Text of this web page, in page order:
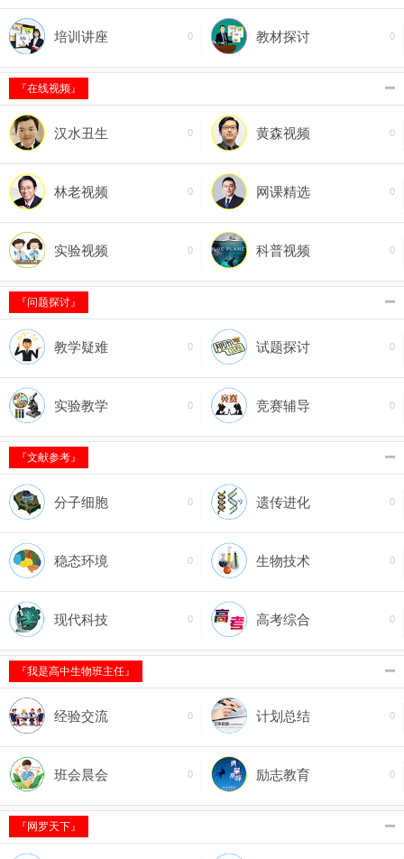
培训讲座 0 教材探讨 0
『在线视频』
汉水丑生 0 黄森视频 0
林老视频 0 网课精选 0
实验视频 0 科普视频 0
『问题探讨』
教学疑难 0 试题探讨 0
实验教学 0 竞赛辅导 0
『文献参考』
分子细胞 0 遗传进化 0
稳态环境 0 生物技术 0
现代科技 0 高考综合 0
『我是高中生物班主任』
经验交流 0 计划总结 0
班会晨会 0 励志教育 0
『网罗天下』